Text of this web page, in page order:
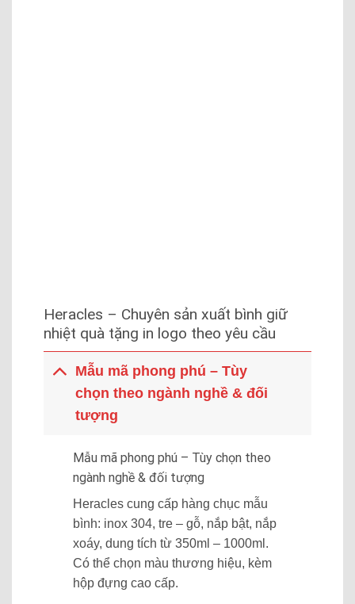
Heracles – Chuyên sản xuất bình giữ
nhiệt quà tặng in logo theo yêu cầu
Mẫu mã phong phú – Tùy
chọn theo ngành nghề & đối
tượng
Mẫu mã phong phú – Tùy chọn theo
ngành nghề & đối tượng
Heracles cung cấp hàng chục mẫu
bình: inox 304, tre – gỗ, nắp bật, nắp
xoáy, dung tích từ 350ml – 1000ml.
Có thể chọn màu thương hiệu, kèm
hộp đựng cao cấp.